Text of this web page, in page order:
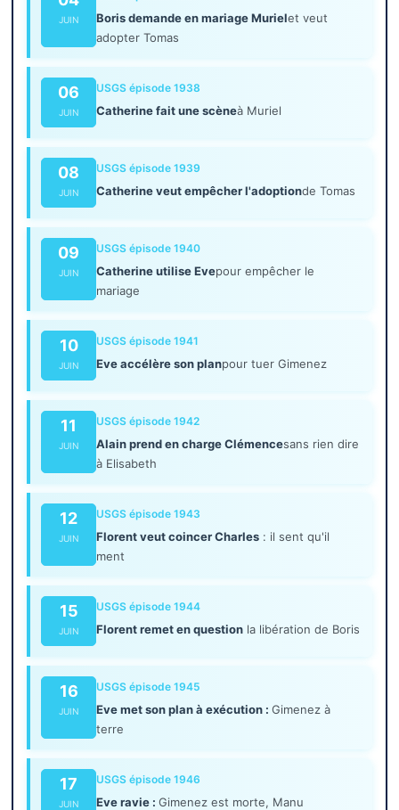
JUIN Boris demande en mariage Murielet veut
adopter Tomas
06
JUIN
USGS épisode 1938
Catherine fait une scèneà Muriel
08
JUIN
USGS épisode 1939
Catherine veut empêcher l'adoptionde Tomas
09
JUIN
USGS épisode 1940
Catherine utilise Evepour empêcher le
mariage
10
JUIN
USGS épisode 1941
Eve accélère son planpour tuer Gimenez
11
JUIN
USGS épisode 1942
Alain prend en charge Clémencesans rien dire
à Elisabeth
12
JUIN
USGS épisode 1943
Florent veut coincer Charles : il sent qu'il
ment
15
JUIN
USGS épisode 1944
Florent remet en question la libération de Boris
16
JUIN
USGS épisode 1945
Eve met son plan à exécution :Gimenez à
terre
17
JUIN
USGS épisode 1946
Eve ravie :Gimenez est morte, Manu